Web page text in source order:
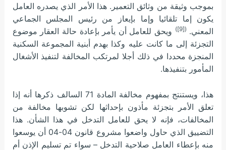
بموجب وثيقة من وثائق التعمير. هذا الأمر الذي يصدره العامل
يكون إما تلقائيا وإما بإيعاز من رئيس المجلس الجماعي
المعني. ([9])
ويحق للعامل أن يأمر بإعادة حالة العقار موضوع
التجزئة إلى ما كانت عليه وكذا بهدم أبنية المجموعة السكنية
المنجزة محددا في ذلك أجلا لمرتكب المخالفة لتنفيذ الأشغال
المأمور بتنفيذها.
هذا، ويستنتج بمفهوم مخالفة المادة 71 السالف ذكرها أنه إذا
تعلق الأمر بتجزئة مأذون بإحداثها لكن تشوبها مخالفة من
المخالفات، فإنه لا يحق للعامل التدخل في هذا الشأن. هذا
التضييق الذي حاول واضعوا مشروع قانون 04-04 أن يوسعوا
منه بإعطاء العامل صلاحية التدخل – سواء تم تسليم الإذن أم